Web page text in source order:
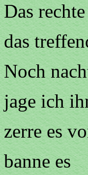
Das
das
Noch
jage ich
zerre es
banne es